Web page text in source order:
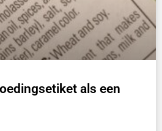
als een